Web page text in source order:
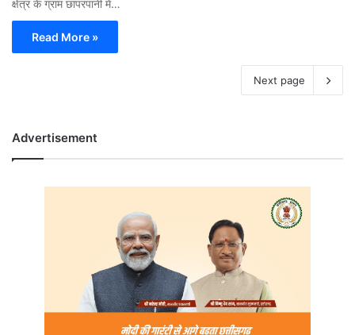
क्षेत्र के ग्राम छापरपानी में…
Read More »
Next page
Advertisement